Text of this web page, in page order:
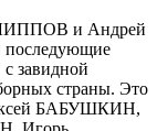
и Андрей
завидной
страны. Это
БАБУШКИН,